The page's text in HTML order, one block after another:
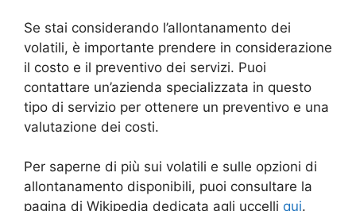
Se stai considerando l’allontanamento dei
volatili, è importante prendere in considerazione
il costo e il preventivo dei servizi. Puoi
contattare un’azienda specializzata in questo
tipo di servizio per ottenere un preventivo e una
valutazione dei costi.
Per saperne di più sui volatili e sulle opzioni di
allontanamento disponibili, puoi consultare la
pagina di Wikipedia dedicata agli uccelli qui.